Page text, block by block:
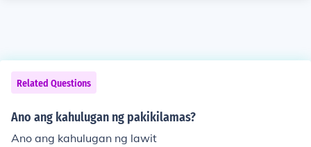
Related Questions
Ano ang kahulugan ng pakikilamas?
Ano ang kahulugan ng lawit